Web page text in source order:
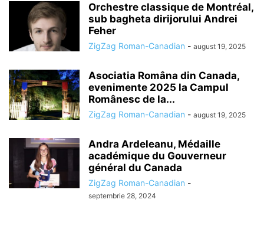
Orchestre classique de Montréal,
sub bagheta dirijorului Andrei
Feher
ZigZag Roman-Canadian - august 19, 2025
Asociatia Româna din Canada,
evenimente 2025 la Campul
Românesc de la...
ZigZag Roman-Canadian - august 19, 2025
Andra Ardeleanu, Médaille
académique du Gouverneur
général du Canada
ZigZag Roman-Canadian -
septembrie 28, 2024